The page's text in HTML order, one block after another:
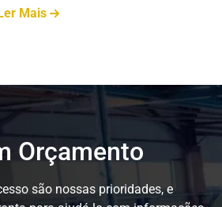
Ler Mais
Orçamento
são nossas prioridades, e